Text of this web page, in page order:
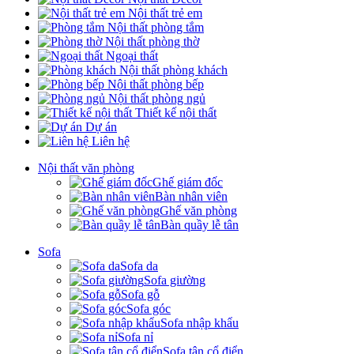
Nội thất trẻ em
Nội thất phòng tắm
Nội thất phòng thờ
Ngoại thất
Nội thất phòng khách
Nội thất phòng bếp
Nội thất phòng ngủ
Thiết kế nội thất
Dự án
Liên hệ
Nội thất văn phòng
Ghế giám đốc
Bàn nhân viên
Ghế văn phòng
Bàn quầy lễ tân
Sofa
Sofa da
Sofa giường
Sofa gỗ
Sofa góc
Sofa nhập khẩu
Sofa nỉ